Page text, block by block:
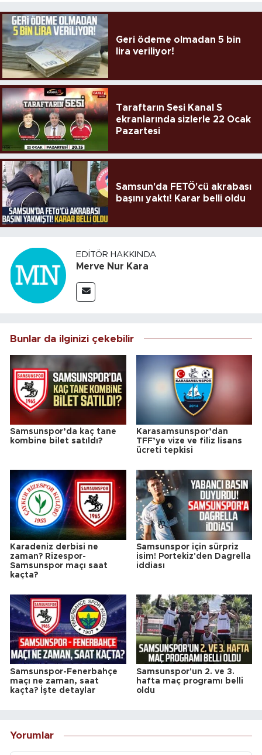
Geri ödeme olmadan 5 bin
lira veriliyor!
Taraftarın Sesi Kanal S
ekranlarında sizlerle 22 Ocak
Pazartesi
Samsun'da FETÖ'cü akrabası
başını yaktı! Karar belli oldu
EDITÖR HAKKINDA
Merve Nur Kara
Bunlar da ilginizi çekebilir
Samsunspor’da kaç tane
kombine bilet satıldı?
Karasamsunspor’dan
TFF’ye vize ve filiz lisans
ücreti tepkisi
Karadeniz derbisi ne
zaman? Rizespor-
Samsunspor maçı saat
kaçta?
Samsunspor için sürpriz
isim! Portekiz'den Dagrella
iddiası
Samsunspor-Fenerbahçe
maçı ne zaman, saat
kaçta? İşte detaylar
Samsunspor'un 2. ve 3.
hafta maç programı belli
oldu
Yorumlar